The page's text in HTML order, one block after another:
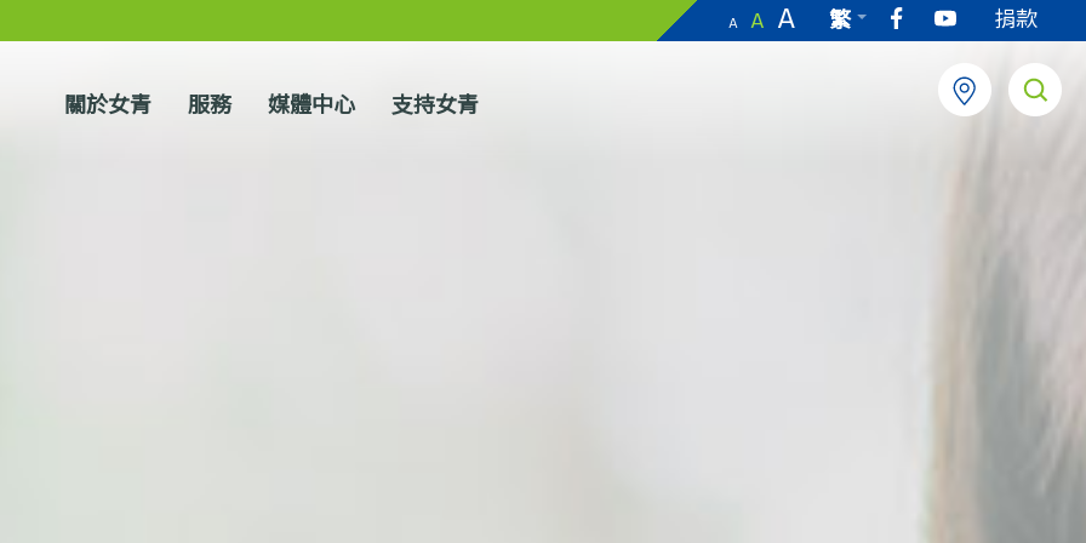
A A A
繁
捐款
關於女青 服務 媒體中心 支持女青